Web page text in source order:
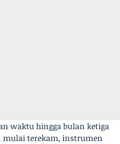
waktu hingga bulan ketiga
mulai terekam, instrumen